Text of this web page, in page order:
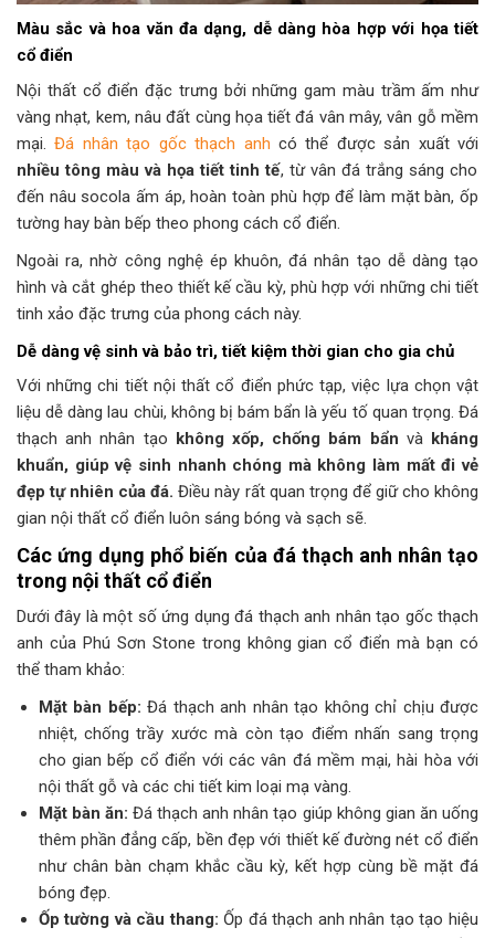
Màu sắc và hoa văn đa dạng, dễ dàng hòa hợp với họa tiết
cổ điển
Nội thất cổ điển đặc trưng bởi những gam màu trầm ấm như
vàng nhạt, kem, nâu đất cùng họa tiết đá vân mây, vân gỗ mềm
mại.Đá nhân tạo gốc thạch anh có thể được sản xuất với
nhiều tông màu và họa tiết tinh tế, từ vân đá trắng sáng cho
đến nâu socola ấm áp, hoàn toàn phù hợp để làm mặt bàn, ốp
tường hay bàn bếp theo phong cách cổ điển.
Ngoài ra, nhờ công nghệ ép khuôn, đá nhân tạo dễ dàng tạo
hình và cắt ghép theo thiết kế cầu kỳ, phù hợp với những chi tiết
tinh xảo đặc trưng của phong cách này.
Dễ dàng vệ sinh và bảo trì, tiết kiệm thời gian cho gia chủ
Với những chi tiết nội thất cổ điển phức tạp, việc lựa chọn vật
liệu dễ dàng lau chùi, không bị bám bẩn là yếu tố quan trọng. Đá
thạch anh nhân tạo không xốp, chống bám bẩn và kháng
khuẩn, giúp vệ sinh nhanh chóng mà không làm mất đi vẻ
đẹp tự nhiên của đá. Điều này rất quan trọng để giữ cho không
gian nội thất cổ điển luôn sáng bóng và sạch sẽ.
Các ứng dụng phổ biến của đá thạch anh nhân tạo
trong nội thất cổ điển
Dưới đây là một số ứng dụng đá thạch anh nhân tạo gốc thạch
anh của Phú Sơn Stone trong không gian cổ điển mà bạn có
thể tham khảo:
Mặt bàn bếp: Đá thạch anh nhân tạo không chỉ chịu được
nhiệt, chống trầy xước mà còn tạo điểm nhấn sang trọng
cho gian bếp cổ điển với các vân đá mềm mại, hài hòa với
nội thất gỗ và các chi tiết kim loại mạ vàng.
Mặt bàn ăn: Đá thạch anh nhân tạo giúp không gian ăn uống
thêm phần đẳng cấp, bền đẹp với thiết kế đường nét cổ điển
như chân bàn chạm khắc cầu kỳ, kết hợp cùng bề mặt đá
bóng đẹp.
Ốp tường và cầu thang: Ốp đá thạch anh nhân tạo tạo hiệu